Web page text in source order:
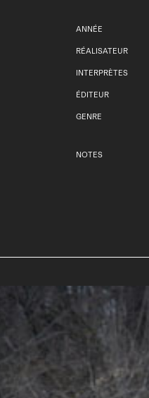
ANNÉE
RÉALISATEUR
INTERPRÈTES
ÉDITEUR
GENRE
NOTES